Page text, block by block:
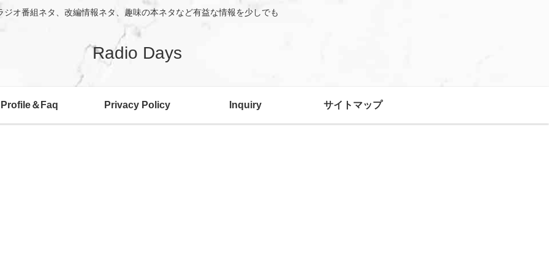
ジオ番組ネタ、改編情報ネタ、趣味の本ネタなど有益な情報を少しでも
Radio Days
Profile＆Faq Privacy Policy Inquiry サイトマップ